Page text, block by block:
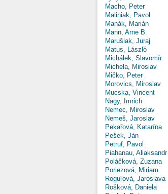
Macho, Peter
Maliniak, Pavol
Manák, Marián
Mann, Arne B.
Marušiak, Juraj
Matus, László
Michálek, Slavomír
Michela, Miroslav
Mičko, Peter
Morovics, Miroslav
Mucska, Vincent
Nagy, Imrich
Nemec, Miroslav
Nemeš, Jaroslav
Pekařová, Katarína
Pešek, Ján
Petruf, Pavol
Piahanau, Aliaksandr
Poláčková, Zuzana
Poriezová, Miriam
Roguľová, Jaroslava
Rošková, Daniela